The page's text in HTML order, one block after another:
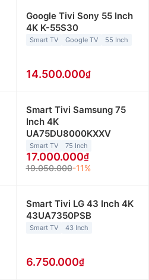
Google Tivi Sony 55 Inch
4K K-55S30
Smart TV Google TV 55 Inch
14.500.000
Smart Tivi Samsung 75
Inch 4K
UA75DU8000KXXV
Smart TV 75 Inch
17.000.000
19.050.000-11%
Smart Tivi LG 43 Inch 4K
43UA7350PSB
Smart TV 43 Inch
6.750.000